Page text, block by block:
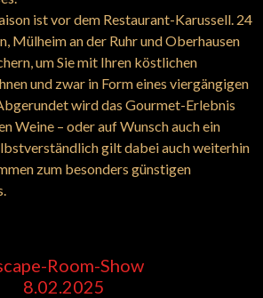
ist vor dem Restaurant-Karussell. 24
Mülheim an der Ruhr und Oberhausen
um Sie mit Ihren köstlichen
und zwar in Form eines viergängigen
wird das Gourmet-Erlebnis
­Weine – oder auf Wunsch auch ein
gilt dabei auch weiterhin
zum besonders günstigen
Room-Show
8.02.2025